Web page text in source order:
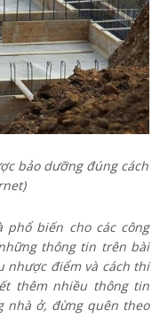
bảo dưỡng đúng cách
biến cho các công
thông tin trên bài
nhược điểm và cách thi
thêm nhiều thông tin
nhà ở, đừng quên theo